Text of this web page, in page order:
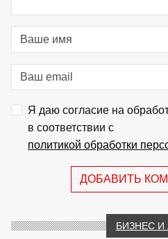
Я даю согласие на
в соответствии с
политикой обработки
ДОБАВИТЬ
БИЗНЕС И